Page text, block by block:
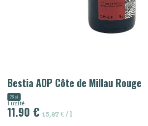
Bestia AOP Côte de Millau Rouge
75 cl
1 unité:
11.90 € 15,87 € / l